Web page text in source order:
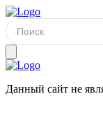
Данный сайт не